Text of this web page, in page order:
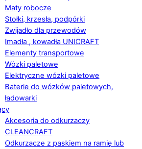
Maty robocze
Stołki, krzesła, podpórki
Zwijadło dla przewodów
Imadła , kowadła UNICRAFT
Elementy transportowe
Wózki paletowe
Elektryczne wózki paletowe
Baterie do wózków paletowych,
ładowarki
Akcesoria do odkurzaczy
CLEANCRAFT
Odkurzacze z paskiem na ramię lub